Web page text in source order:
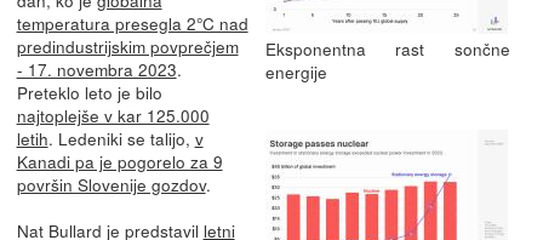
Eksponentna rast sončne
energije
temperatura presegla 2°C nad
predindustrijskim povprečjem
- 17. novembra 2023.
Preteklo leto je bilo
najtoplejše v kar 125.000
letih. Ledeniki se talijo, v
Kanadi pa je pogorelo za 9
površin Slovenije gozdov.
Nat Bullard je predstavil letni